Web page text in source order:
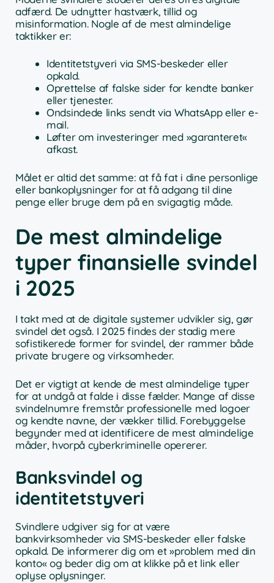
adfærd. De udnytter hastværk, tillid og
misinformation. Nogle af de mest almindelige
taktikker er:
Identitetstyveri via SMS-beskeder eller
opkald.
Oprettelse af falske sider for kendte banker
eller tjenester.
Ondsindede links sendt via WhatsApp eller e-
mail.
Løfter om investeringer med »garanteret«
afkast.
Målet er altid det samme: at få fat i dine personlige
eller bankoplysninger for at få adgang til dine
penge eller bruge dem på en svigagtig måde.
De mest almindelige
typer finansielle svindel
i 2025
I takt med at de digitale systemer udvikler sig, gør
svindel det også. I 2025 findes der stadig mere
sofistikerede former for svindel, der rammer både
private brugere og virksomheder.
Det er vigtigt at kende de mest almindelige typer
for at undgå at falde i disse fælder. Mange af disse
svindelnumre fremstår professionelle med logoer
og kendte navne, der vækker tillid. Forebyggelse
begynder med at identificere de mest almindelige
måder, hvorpå cyberkriminelle opererer.
Banksvindel og
identitetstyveri
Svindlere udgiver sig for at være
bankvirksomheder via SMS-beskeder eller falske
opkald. De informerer dig om et »problem med din
konto« og beder dig om at klikke på et link eller
oplyse oplysninger.